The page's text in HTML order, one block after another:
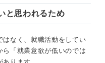
と思われるため
はなく、就職活動をしてい
ら「就業意欲が低いのでは